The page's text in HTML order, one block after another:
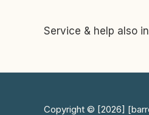
Service & help also
Copyright © [2026]